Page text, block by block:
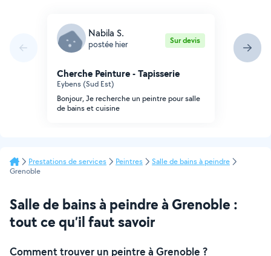
Nabila S.
postée hier Sur devis
Cherche Peinture - Tapisserie
Eybens (Sud Est)
Bonjour, Je recherche un peintre pour salle
de bains et cuisine
Prestations de services Peintres
Salle de bains à peindre
Grenoble
Salle de bains à peindre à Grenoble :
tout ce qu’il faut savoir
Comment trouver un peintre à Grenoble ?